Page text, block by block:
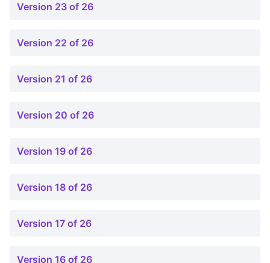
Version 23 of 26
Version 22 of 26
Version 21 of 26
Version 20 of 26
Version 19 of 26
Version 18 of 26
Version 17 of 26
Version 16 of 26